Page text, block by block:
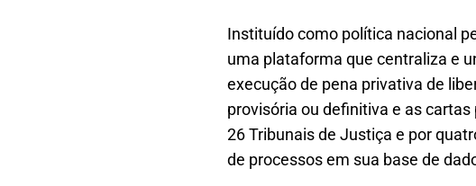
Instituído como política nacional
uma plataforma que centraliza e
execução de pena privativa de
provisória ou definitiva e as
26 Tribunais de Justiça e por
de processos em sua base de